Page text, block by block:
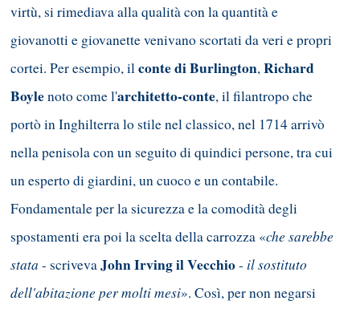
virtù, si rimediava alla qualità con la quantità e
giovanotti e giovanette venivano scortati da veri e propri
cortei. Per esempio, ilconte di Burlington,Richard
Boylenoto come l'architetto-conte, il filantropo che
portò in Inghilterra lo stile nel classico, nel 1714 arrivò
nella penisola con un seguito di quindici persone, tra cui
un esperto di giardini, un cuoco e un contabile.
Fondamentale per la sicurezza e la comodità degli
spostamenti era poi la scelta della carrozza «che sarebbe
stata - scrivevaJohn Irving il Vecchio- il sostituto
dell'abitazione per molti mesi». Così, per non negarsi